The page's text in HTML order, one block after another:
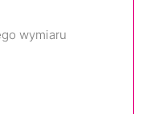
wymiaru